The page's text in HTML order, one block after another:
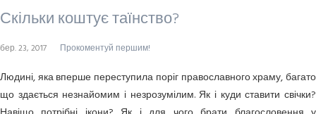
Скільки коштує таїнство?
бер. 23, 2017 Прокоментуй першим!
Людині, яка вперше переступила поріг православного храму, багато
що здається незнайомим і незрозумілим. Як і куди ставити свічки?